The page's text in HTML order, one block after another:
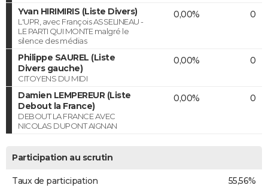
Yvan HIRIMIRIS (Liste Divers)
L'UPR, avec François ASSELINEAU -
LE PARTI QUI MONTE malgré le
silence des médias
0,00% 0
Philippe SAUREL (Liste
Divers gauche)
CITOYENS DU MIDI
0,00% 0
Damien LEMPEREUR (Liste
Debout la France)
DEBOUT LA FRANCE AVEC
NICOLAS DUPONT AIGNAN
0,00% 0
Participation au scrutin
Taux de participation 55,56%